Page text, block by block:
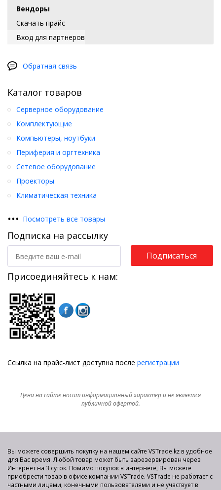
Вендоры
Скачать прайс
Вход для партнеров
Обратная связь
Каталог товаров
Серверное оборудование
Комплектующие
Компьютеры, ноутбуки
Периферия и оргтехника
Сетевое оборудование
Проекторы
Климатическая техника
••• Посмотреть все товары
Подписка на рассылку
Подписаться
Присоединяйтесь к нам:
Ссылка на прайс-лист доступна после регистрации
Цена на сайте носит информационный характер и не является
публичной офертой.
Вы можете совершить покупку на нашем сайте VSTrade.kz в удобное
для Вас время. Любой товар может быть зарезервирован через
Интернет на 3 суток. Помимо покупок в интернете, Вы можете
приобрести товар в офисе компании VSTrade. VSTrade не работает с
частными лицами, конечными пользователями и не участвует в